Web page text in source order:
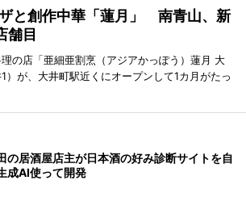
と創作中華「蓮月」 南青山、新
舗目
の店「亜細亜割烹（アジアかっぽう）蓮月 大
）が、大井町駅近くにオープンして1カ月がたっ
の居酒屋店主が日本酒の好み診断サイトを自
AI使って開発